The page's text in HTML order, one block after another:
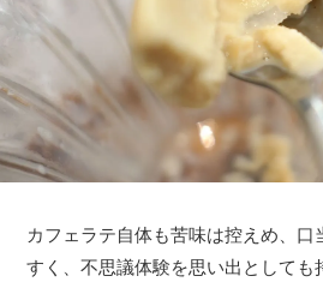
カフェラテ自体も苦味は控えめ、口
すく、不思議体験を思い出としても